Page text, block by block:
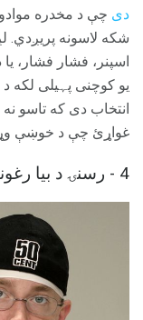
دی چې د مخدره
شکه لاسونه پریږدي.
اسپنر، فشار فشار،
یو کوچنی پہیلی لکه
انتخاب دی که تاسو
غواړئ چې د خوښې
4 - رسنۍ د بیا رغونې حقایق ښکاره کوي